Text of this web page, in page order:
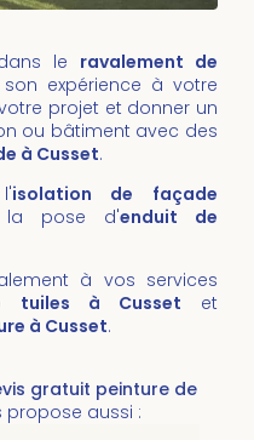
le ravalement de
expérience à votre
projet et donner un
ou bâtiment avec des
à Cusset.
isolation de façade
pose d'enduit de
à vos services
tuiles à Cusset et
à Cusset.
gratuit peinture de
propose aussi :